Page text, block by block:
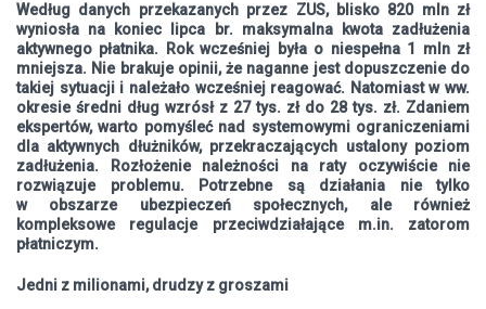
Według danych przekazanych przez ZUS, blisko 820 mln zł
wyniosła na koniec lipca br. maksymalna kwota zadłużenia
aktywnego płatnika. Rok wcześniej była o niespełna 1 mln zł
mniejsza. Nie brakuje opinii, że naganne jest dopuszczenie do
takiej sytuacji i należało wcześniej reagować. Natomiast w ww.
okresie średni dług wzrósł z 27 tys. zł do 28 tys. zł. Zdaniem
ekspertów, warto pomyśleć nad systemowymi ograniczeniami
dla aktywnych dłużników, przekraczających ustalony poziom
zadłużenia. Rozłożenie należności na raty oczywiście nie
rozwiązuje problemu. Potrzebne są działania nie tylko
w obszarze ubezpieczeń społecznych, ale również
kompleksowe regulacje przeciwdziałające m.in. zatorom
płatniczym.
Jedni z milionami, drudzy z groszami